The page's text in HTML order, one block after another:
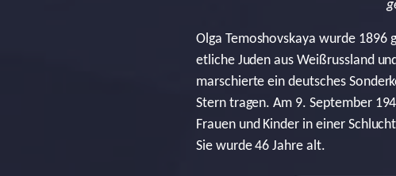
Olga Temoshovskaya wurde 1896
etliche Juden aus Weißrussland
marschierte ein deutsches
Stern tragen. Am 9. September
Frauen und Kinder in einer
Sie wurde 46 Jahre alt.